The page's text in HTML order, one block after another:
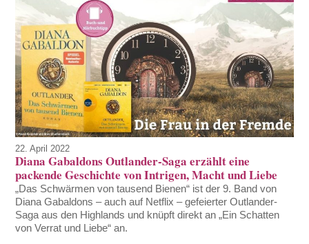
22. April 2022
Diana Gabaldons Outlander-Saga erzählt eine
packende Geschichte von Intrigen, Macht und Liebe
„Das Schwärmen von tausend Bienen“ ist der 9. Band von
Diana Gabaldons – auch auf Netflix – gefeierter Outlander-
Saga aus den Highlands und knüpft direkt an „Ein Schatten
von Verrat und Liebe“ an.